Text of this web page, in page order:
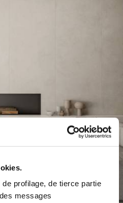
profilage, de tierce partie
messages